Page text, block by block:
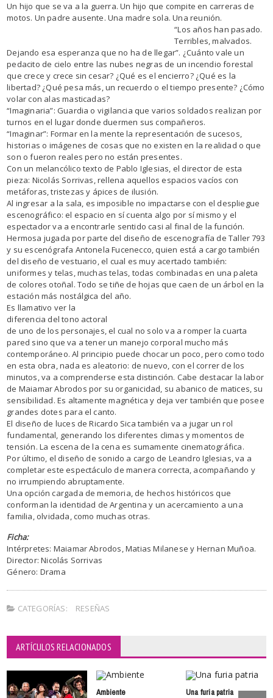
Un hijo que se va a la guerra. Un hijo que compite en carreras de
motos. Un padre ausente. Una madre sola. Una reunión.
“Los años han pasado.
Terribles, malvados.
Dejando esa esperanza que no ha de llegar”. ¿Cuánto vale un
pedacito de cielo entre las nubes negras de un incendio forestal
que crece y crece sin cesar? ¿Qué es el encierro? ¿Qué es la
libertad? ¿Qué pesa más, un recuerdo o el tiempo presente? ¿Cómo
volar con alas masticadas?
“Imaginaria”: Guardia o vigilancia que varios soldados realizan por
turnos en el lugar donde duermen sus compañeros.
“Imaginar”: Formar en la mente la representación de sucesos,
historias o imágenes de cosas que no existen en la realidad o que
son o fueron reales pero no están presentes.
Con un melancólico texto de Pablo Iglesias, el director de esta
pieza: Nicolás Sorrivas, rellena aquellos espacios vacíos con
metáforas, tristezas y ápices de ilusión.
Al ingresar a la sala, es imposible no impactarse con el despliegue
escenográfico: el espacio en sí cuenta algo por sí mismo y el
espectador va a encontrarle sentido casi al final de la función.
Hermosa jugada por parte del diseño de escenografía de Taller 793
y su escenógrafa Antonela Fucenecco, quien está a cargo también
del diseño de vestuario, el cual es muy acertado también:
uniformes y telas, muchas telas, todas combinadas en una paleta
de colores otoñal. Todo se tiñe de hojas que caen de un árbol en la
estación más nostálgica del año.
Es llamativo ver la
diferencia del tono actoral
de uno de los personajes, el cual no solo va a romper la cuarta
pared sino que va a tener un manejo corporal mucho más
contemporáneo. Al principio puede chocar un poco, pero como todo
en esta obra, nada es aleatorio: de nuevo, con el correr de los
minutos, va a comprenderse esta distinción. Cabe destacar la labor
de Maiamar Abrodos por su organicidad, su abanico de matices, su
sensibilidad. Es altamente magnética y deja ver también que posee
grandes dotes para el canto.
El diseño de luces de Ricardo Sica también va a jugar un rol
fundamental, generando los diferentes climas y momentos de
tensión. La escena de la cena es sumamente cinematográfica.
Por último, el diseño de sonido a cargo de Leandro Iglesias, va a
completar este espectáculo de manera correcta, acompañando y
no irrumpiendo abruptamente.
Una opción cargada de memoria, de hechos históricos que
conforman la identidad de Argentina y un acercamiento a una
familia, olvidada, como muchas otras.
Ficha:
Intérpretes: Maiamar Abrodos, Matias Milanese y Hernan Muñoa.
Director: Nicolás Sorrivas
Género: Drama
CATEGORÍAS: RESEÑAS
ARTÍCULOS RELACIONADOS
Ambiente Una furia patria